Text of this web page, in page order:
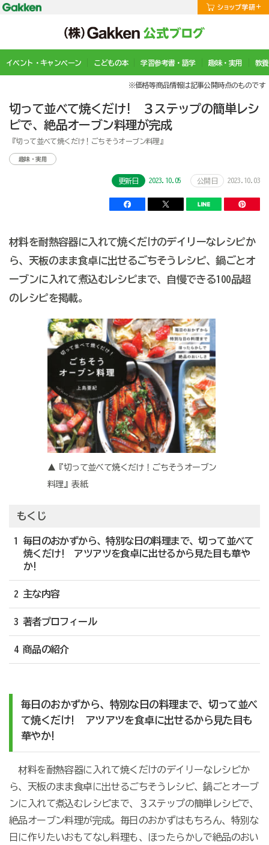
イベント・キャンペーン こどもの本 学習参考書・語学 趣味・実用 教
※価格等商品情報は記事公開時点のものです
切って並べて焼くだけ! ３ステップの簡単レシ
ピで、絶品オーブン料理が完成
『切って並べて焼くだけ！ごちそうオーブン料理』
趣味・実用
更新日 2023.10.05 公開日 2023.10.03
材料を耐熱容器に入れて焼くだけのデイリーなレシピか
ら、天板のまま食卓に出せるごちそうレシピ、鍋ごとオ
ーブンに入れて煮込むレシピまで、自慢できる100品超
のレシピを掲載。
▲『切って並べて焼くだけ！ごちそうオーブン
料理』表紙
もくじ
1 毎日のおかずから、特別な日の料理まで、切って並べて
焼くだけ! アツアツを食卓に出せるから見た目も華や
か!
2 主な内容
3 著者プロフィール
4 商品の紹介
毎日のおかずから、特別な日の料理まで、切って並べ
て焼くだけ! アツアツを食卓に出せるから見た目も
華やか!
材料を耐熱容器に入れて焼くだけのデイリーなレシピか
ら、天板のまま食卓に出せるごちそうレシピ、鍋ごとオーブ
ンに入れて煮込むレシピまで、３ステップの簡単レシピで、
絶品オーブン料理が完成。毎日のおかずはもちろん、特別な
日に作りたいおもてなし料理も、ほったらかしで絶品のおい